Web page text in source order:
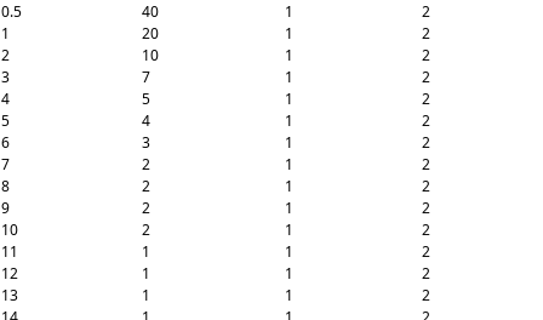
0.5
40 1
2
1
20 1
2
2
10 1
2
3
7 1
2
4
5 1
2
5
4 1
2
6
3 1
2
7
2 1
2
8
2 1
2
9
2 1
2
10
2 1
2
11
1 1
2
12
1 1
2
13
1 1
2